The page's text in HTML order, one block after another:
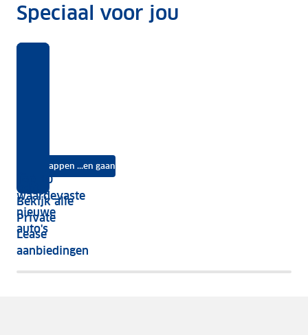
Speciaal voor jou
Instappen ...en gaan
Bekijk alle
Private
Lease
aanbiedingen
écht
vijf
jaar
nog
het
meeste
Top 10
waardevaste
nieuwe
auto's